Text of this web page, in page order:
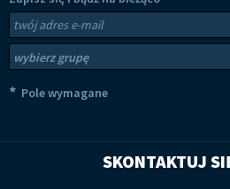
Newsletter
* Pole wymagane
SKONTAKTUJ